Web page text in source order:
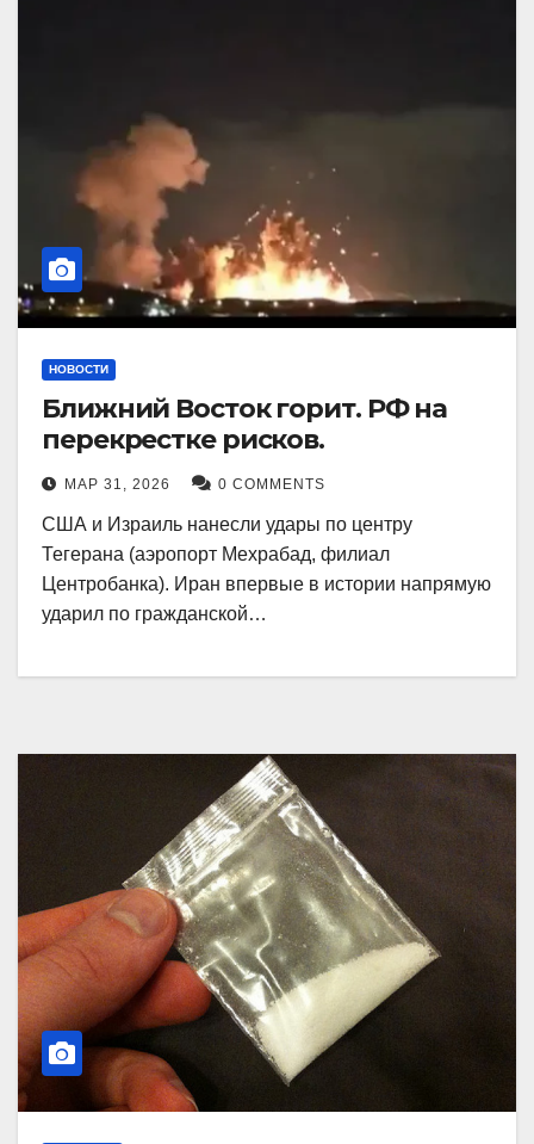
НОВОСТИ
Ближний Восток горит. РФ на
перекрестке рисков.
МАР 31, 2026 0 COMMENTS
США и Израиль нанесли удары по центру
Тегерана (аэропорт Мехрабад, филиал
Центробанка). Иран впервые в истории напрямую
ударил по гражданской…